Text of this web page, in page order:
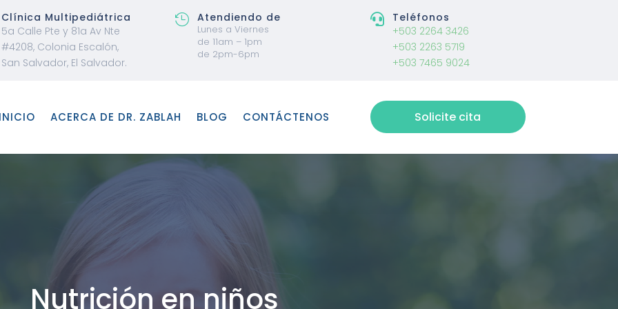
Clínica Multipediátrica
5a Calle Pte y 81a Av Nte
#4208, Colonia Escalón,
San Salvador, El Salvador.
 Atendiendo de
Lunes a Viernes
de 11am – 1pm
de 2pm-6pm

Teléfonos
+503 2264 3426
+503 2263 5719
+503 7465 9024
ACERCA DE DR. ZABLAH BLOG CONTÁCTENOS Solicite cita
Nutrición en niños